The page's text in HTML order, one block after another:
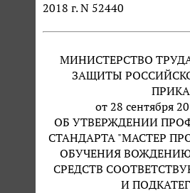
2018 г. N 52440
МИНИСТЕРСТВО
ЗАЩИТЫ
от 28 сентября
ОБ УТВЕРЖДЕНИИ
СТАНДАРТА "МАСТЕР
ОБУЧЕНИЯ
СРЕДСТВ
И